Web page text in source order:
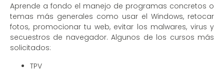
Aprende a fondo el manejo de programas concretos o
temas más generales como usar el Windows, retocar
fotos, promocionar tu web, evitar los malwares, virus y
secuestros de navegador. Algunos de los cursos más
solicitados:
TPV